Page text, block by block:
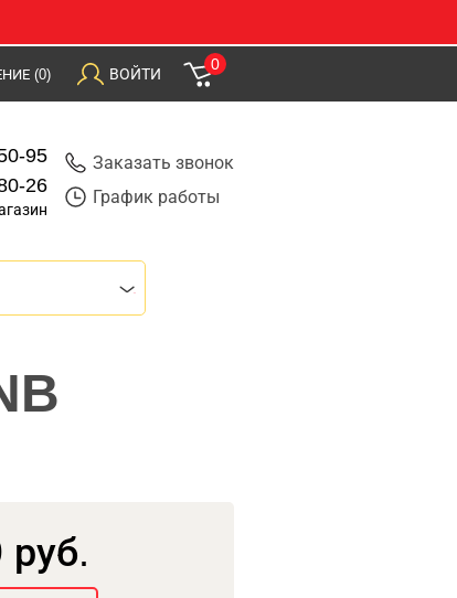
(0) ВОЙТИ
0
95
26
Заказать звонок
График работы
руб.